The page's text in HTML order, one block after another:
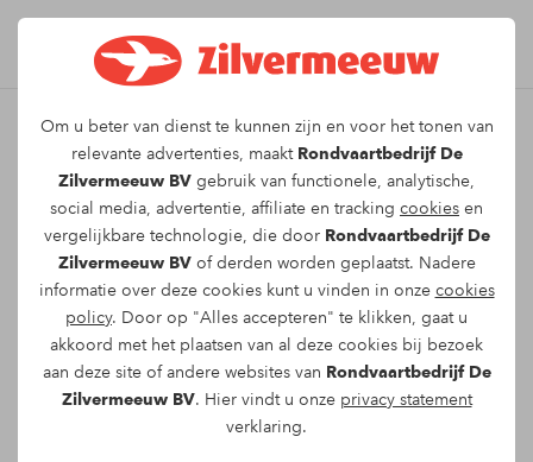
Om u beter van dienst te kunnen zijn en voor het tonen van
relevante advertenties, maakt Rondvaartbedrijf De
Zilvermeeuw BV gebruik van functionele, analytische,
social media, advertentie, affiliate en tracking cookies en
vergelijkbare technologie, die door Rondvaartbedrijf De
Zilvermeeuw BVof derden worden geplaatst. Nadere
informatie over deze cookies kunt u vinden in onze cookies
policy. Door op "Alles accepteren" te klikken, gaat u
akkoord met het plaatsen van al deze cookies bij bezoek
aan deze site of andere websites van Rondvaartbedrijf De
Zilvermeeuw BV. Hier vindt u onze privacy statement
verklaring.
Leuk dat u kiest voor dit
arrangement!
Om te reserveren voor de Twee uur durende
rondvaart
vaartocht op
woensdag 29-07-2026
om15:00vragen wij u onderstaand formulier in
te vullen.